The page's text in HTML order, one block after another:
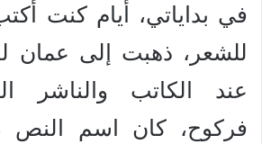
في بداياتي، أيام كنت
للشعر، ذهبت إلى عمان
عند الكاتب والناشر
فركوح، كان اسم النص